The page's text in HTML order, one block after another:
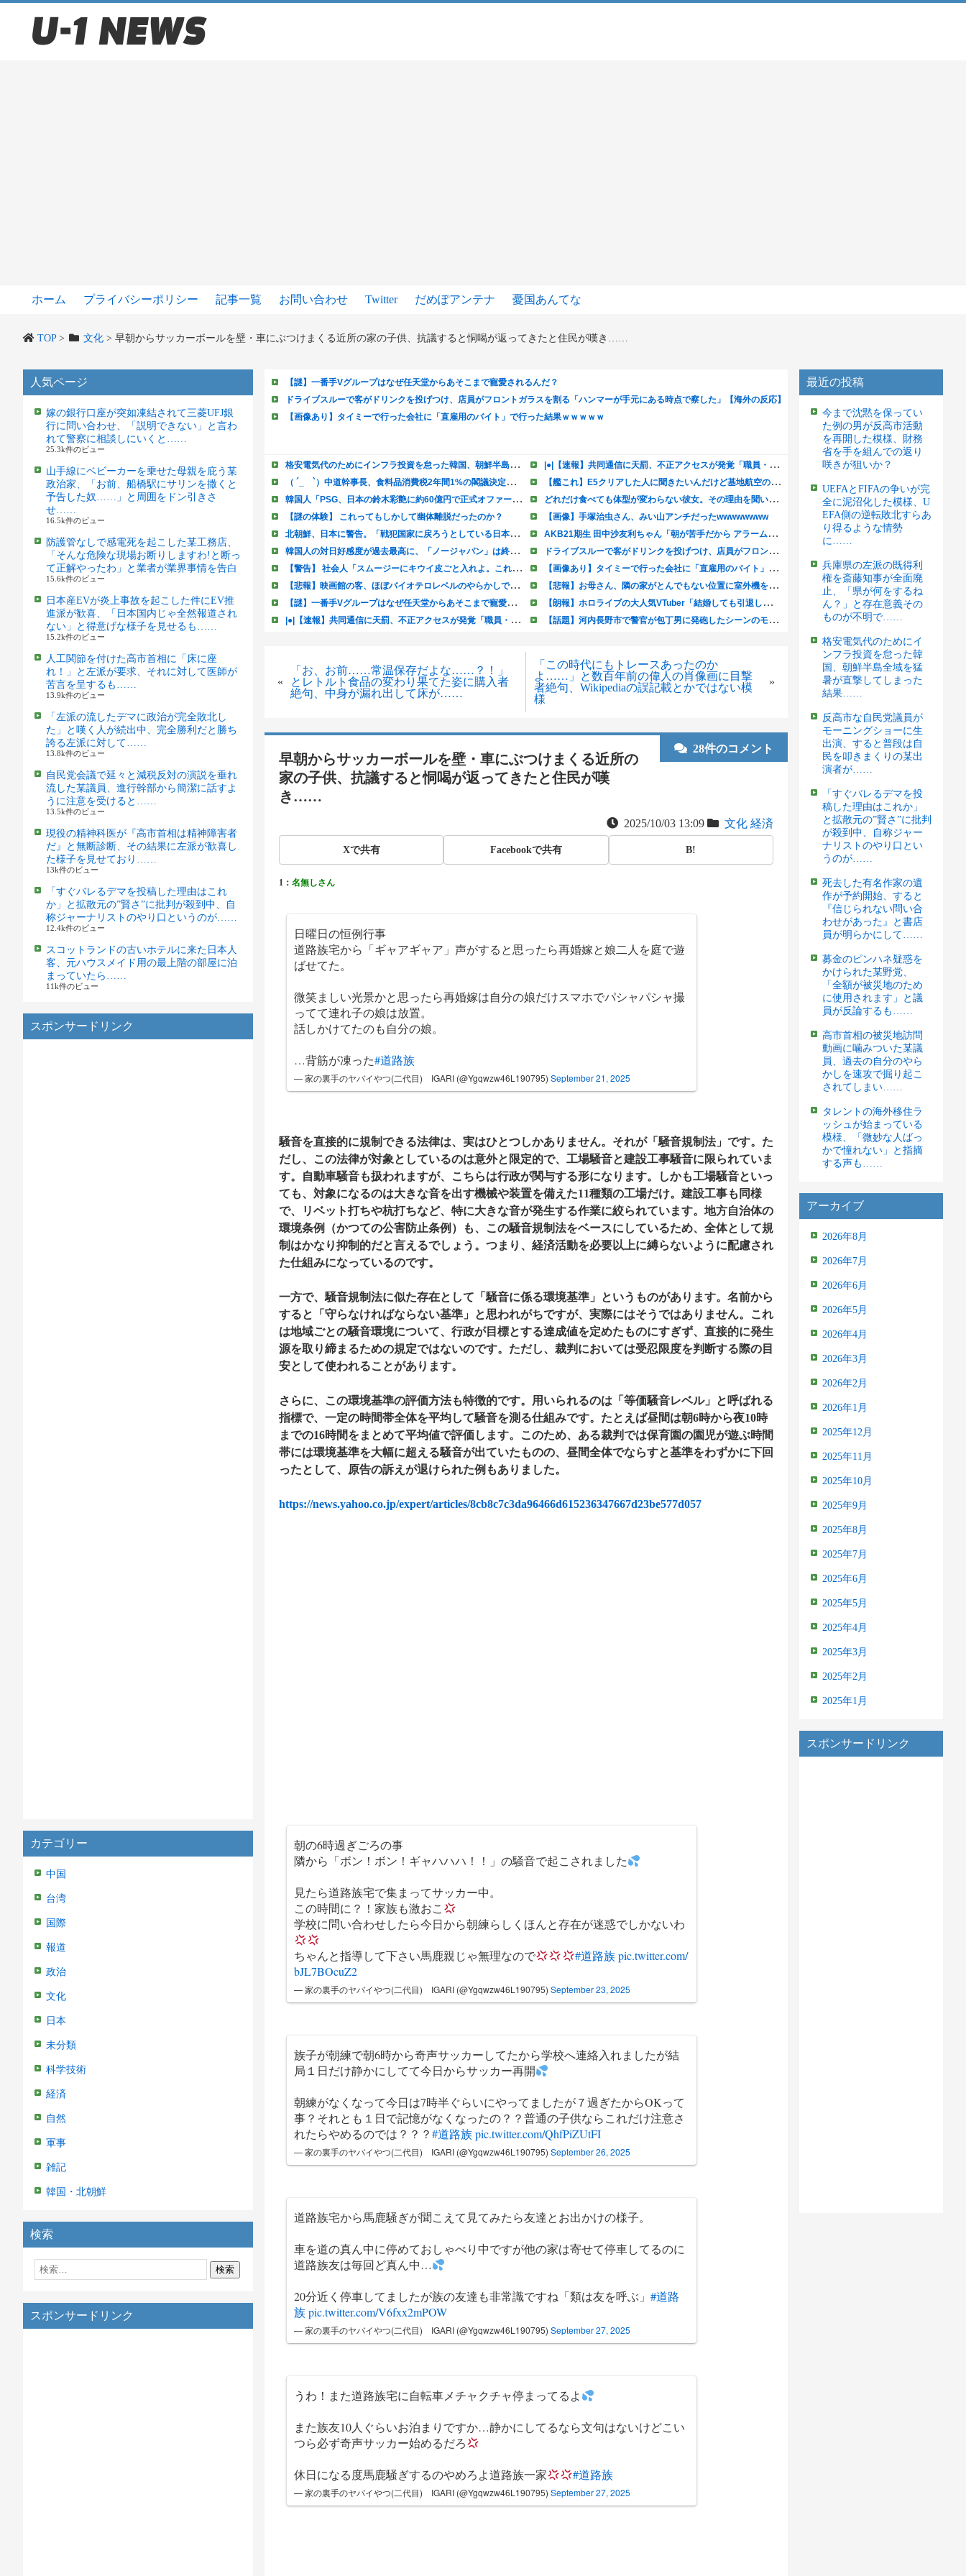
ホーム プライバシーポリシー 記事一覧 お問い合わせ Twitter だめぽアンテナ 憂国あんてな
TOP> 文化> 早朝からサッカーボールを壁・車にぶつけまくる近所の家の子供、抗議すると恫喝が返ってきたと住民が嘆き……
人気ページ
嫁の銀行口座が突如凍結されて三菱UFJ銀
行に問い合わせ、「説明できない」と言わ
れて警察に相談しにいくと……
25.3k件のビュー
山手線にベビーカーを乗せた母親を庇う某
政治家、「お前、船橋駅にサリンを撒くと
予告した奴……」と周囲をドン引きさ
せ……
16.5k件のビュー
防護管なしで感電死を起こした某工務店、
「そんな危険な現場お断りしますわ!と断っ
て正解やったわ」と業者が業界事情を告白
15.6k件のビュー
日本産EVが炎上事故を起こした件にEV推
進派が歓喜、「日本国内じゃ全然報道され
ない」と得意げな様子を見せるも……
15.2k件のビュー
人工関節を付けた高市首相に「床に座
れ！」と左派が要求、それに対して医師が
苦言を呈するも……
13.9k件のビュー
「左派の流したデマに政治が完全敗北し
た」と嘆く人が続出中、完全勝利だと勝ち
誇る左派に対して……
13.8k件のビュー
自民党会議で延々と減税反対の演説を垂れ
流した某議員、進行幹部から簡潔に話すよ
うに注意を受けると……
13.5k件のビュー
現役の精神科医が『高市首相は精神障害者
だ』と無断診断、その結果に左派が歓喜し
た様子を見せており……
13k件のビュー
「すぐバレるデマを投稿した理由はこれ
か」と拡散元の”賢さ”に批判が殺到中、自
称ジャーナリストのやり口というのが……
12.4k件のビュー
スコットランドの古いホテルに来た日本人
客、元ハウスメイド用の最上階の部屋に泊
まっていたら……
11k件のビュー
スポンサードリンク
カテゴリー
中国
台湾
国際
報道
政治
文化
日本
未分類
科学技術
経済
自然
軍事
雑記
韓国・北朝鮮
検索
スポンサードリンク
«
「お、お前……常温保存だよな……？！」
とレトルト食品の変わり果てた姿に購入者
絶句、中身が漏れ出して床が……
「この時代にもトレースあったのか
よ……」と数百年前の偉人の肖像画に目撃
者絶句、Wikipediaの誤記載とかではない模
様
»
28件のコメント
早朝からサッカーボールを壁・車にぶつけまくる近所の
家の子供、抗議すると恫喝が返ってきたと住民が嘆
き……
2025/10/03 13:09 文化 経済
Xで共有 Facebookで共有 B!
1： 名無しさん
日曜日の恒例行事
道路族宅から「ギャアギャア」声がすると思ったら再婚嫁と娘二人を庭で遊
ばせてた。
微笑ましい光景かと思ったら再婚嫁は自分の娘だけスマホでパシャパシャ撮
ってて連れ子の娘は放置。
話しかけてたのも自分の娘。
…背筋が凍った#道路族
— 家の裏手のヤバイやつ(二代目) IGARI (@Ygqwzw46L190795) September 21, 2025
騒音を直接的に規制できる法律は、実はひとつしかありません。それが「騒音規制法」です。た
だし、この法律が対象としているのは意外と限定的で、工場騒音と建設工事騒音に限られていま
す。自動車騒音も扱われますが、こちらは行政が関与する形になります。しかも工場騒音といっ
ても、対象になるのは大きな音を出す機械や装置を備えた11種類の工場だけ。建設工事も同様
で、リベット打ちや杭打ちなど、特に大きな音が発生する作業に絞られています。地方自治体の
環境条例（かつての公害防止条例）も、この騒音規制法をベースにしているため、全体として規
制はかなり抑制的だと言えるでしょう。つまり、経済活動を必要以上に縛らないように配慮され
た仕組みになっているのです。
一方で、騒音規制法に似た存在として「騒音に係る環境基準」というものがあります。名前から
すると「守らなければならない基準」と思われがちですが、実際にはそうではありません。これ
は地域ごとの騒音環境について、行政が目標とする達成値を定めたものにすぎず、直接的に発生
源を取り締まるための規定ではないのです。ただし、裁判においては受忍限度を判断する際の目
安として使われることがあります。
さらに、この環境基準の評価方法も特徴的です。用いられるのは「等価騒音レベル」と呼ばれる
指標で、一定の時間帯全体を平均して騒音を測る仕組みです。たとえば昼間は朝6時から夜10時
までの16時間をまとめて平均値で評価します。このため、ある裁判では保育園の園児が遊ぶ時間
帯には環境基準を大幅に超える騒音が出ていたものの、昼間全体でならすと基準をわずかに下回
ったとして、原告の訴えが退けられた例もありました。
https://news.yahoo.co.jp/expert/articles/8cb8c7c3da96466d615236347667d23be577d057
朝の6時過ぎごろの事
隣から「ボン！ボン！ギャハハハ！！」の騒音で起こされました
見たら道路族宅で集まってサッカー中。
この時間に？！家族も激おこ
学校に問い合わせしたら今日から朝練らしくほんと存在が迷惑でしかないわ
ちゃんと指導して下さい馬鹿親じゃ無理なので #道路族 pic.twitter.com/
bJL7BOcuZ2
— 家の裏手のヤバイやつ(二代目) IGARI (@Ygqwzw46L190795) September 23, 2025
族子が朝練で朝6時から奇声サッカーしてたから学校へ連絡入れましたが結
局１日だけ静かにしてて今日からサッカー再開
朝練がなくなって今日は7時半ぐらいにやってましたが７過ぎたからOKって
事？それとも１日で記憶がなくなったの？？普通の子供ならこれだけ注意さ
れたらやめるのでは？？？#道路族pic.twitter.com/QhfPiZUtFI
— 家の裏手のヤバイやつ(二代目) IGARI (@Ygqwzw46L190795) September 26, 2025
道路族宅から馬鹿騒ぎが聞こえて見てみたら友達とお出かけの様子。
車を道の真ん中に停めておしゃべり中ですが他の家は寄せて停車してるのに
道路族友は毎回ど真ん中…
20分近く停車してましたが族の友達も非常識ですね「類は友を呼ぶ」 #道路
族pic.twitter.com/V6fxx2mPOW
— 家の裏手のヤバイやつ(二代目) IGARI (@Ygqwzw46L190795) September 27, 2025
うわ！また道路族宅に自転車メチャクチャ停まってるよ
また族友10人ぐらいお泊まりですか…静かにしてるなら文句はないけどこい
つら必ず奇声サッカー始めるだろ
休日になる度馬鹿騒ぎするのやめろよ道路族一家 #道路族
— 家の裏手のヤバイやつ(二代目) IGARI (@Ygqwzw46L190795) September 27, 2025
最近の投稿
今まで沈黙を保ってい
た例の男が反高市活動
を再開した模様、財務
省を手を組んでの返り
咲きが狙いか？
UEFAとFIFAの争いが完
全に泥沼化した模様、U
EFA側の逆転敗北すらあ
り得るような情勢
に……
兵庫県の左派の既得利
権を斎藤知事が全面廃
止、「県が何をするね
ん？」と存在意義その
ものが不明で……
格安電気代のためにイ
ンフラ投資を怠った韓
国、朝鮮半島全域を猛
暑が直撃してしまった
結果……
反高市な自民党議員が
モーニングショーに生
出演、すると普段は自
民を叩きまくりの某出
演者が……
「すぐバレるデマを投
稿した理由はこれか」
と拡散元の”賢さ”に批判
が殺到中、自称ジャー
ナリストのやり口とい
うのが……
死去した有名作家の遺
作が予約開始、すると
『信じられない問い合
わせがあった』と書店
員が明らかにして……
募金のピンハネ疑惑を
かけられた某野党、
「全額が被災地のため
に使用されます」と議
員が反論するも……
高市首相の被災地訪問
動画に噛みついた某議
員、過去の自分のやら
かしを速攻で掘り起こ
されてしまい……
タレントの海外移住ラ
ッシュが始まっている
模様、「微妙な人ばっ
かで憧れない」と指摘
する声も……
アーカイブ
2026年8月
2026年7月
2026年6月
2026年5月
2026年4月
2026年3月
2026年2月
2026年1月
2025年12月
2025年11月
2025年10月
2025年9月
2025年8月
2025年7月
2025年6月
2025年5月
2025年4月
2025年3月
2025年2月
2025年1月
スポンサードリンク